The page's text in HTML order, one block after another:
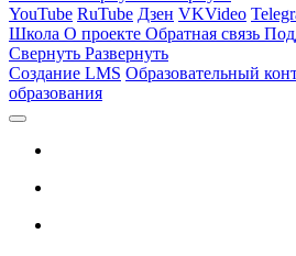
YouTube RuTube Дзен VKVideo
Школа О проекте Обратная связь
Свернуть Развернуть
Создание LMS Образовательный
образования